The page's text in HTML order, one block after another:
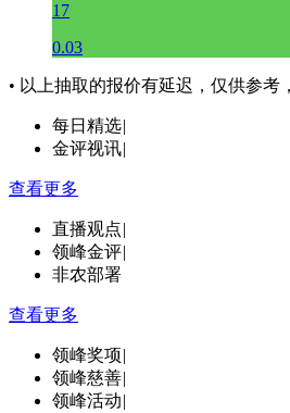
17
0.03
• 以上抽取的报价有延迟，仅供参考
每日精选|
金评视讯|
查看更多
直播观点|
领峰金评|
非农部署
查看更多
领峰奖项|
领峰慈善|
领峰活动|